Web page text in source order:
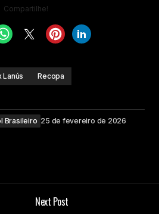
Compartilhe!
Lanús Recopa
Brasileiro 25 de fevereiro de 2026
Next Post